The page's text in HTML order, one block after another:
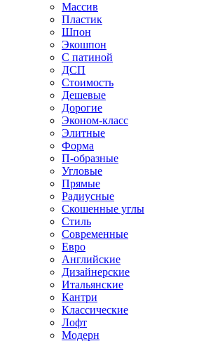
Массив
Пластик
Шпон
Экошпон
С патиной
ДСП
Стоимость
Дешевые
Дорогие
Эконом-класс
Элитные
Форма
П-образные
Угловые
Прямые
Радиусные
Скошенные углы
Стиль
Современные
Евро
Английские
Дизайнерские
Итальянские
Кантри
Классические
Лофт
Модерн